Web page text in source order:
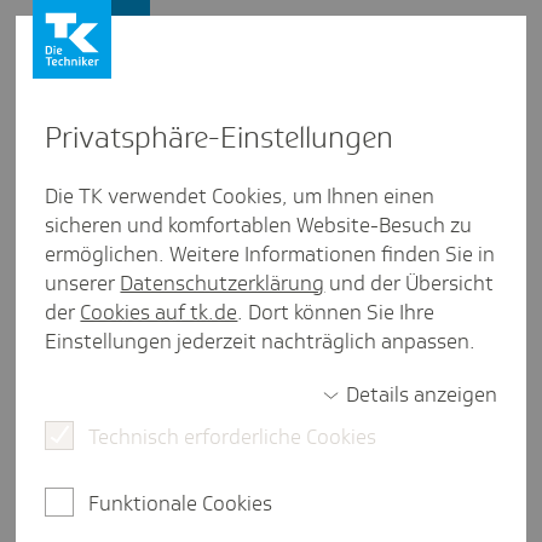
RhönEnergie Fulda GmbH
Die Entwicklung des hessischen Energieversorgers
im Bereich Mitarbeitergesundheit: vom
Eingliederungsmanagement bis hin zum
ganzheitlichen, betrieblichen
eine Minute Lesezeit
Firmenkunden
BGM und BGF: Unternehmen berichten über ihre Erfolge
Privat­sphäre-Einstel­lungen
Die TK verwendet Cookies, um Ihnen einen
sicheren und komfortablen Website-Besuch zu
ermöglichen. Weitere Informationen finden Sie in
unserer Datenschutzerklärung und der Übersicht
der Cookies auf tk.de. Dort können Sie Ihre
Einstellungen jederzeit nachträglich anpassen.
Details anzeigen
Technisch erforderliche Cookies
Funktionale Cookies